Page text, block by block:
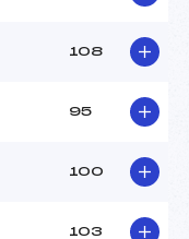
108
95
100
103